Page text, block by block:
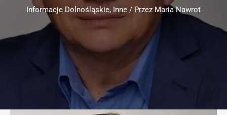
Informacje Dolnośląskie, Inne / Przez Maria Nawrot